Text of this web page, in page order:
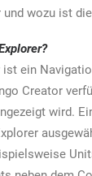
wozu ist
?
ist ein
Creator
wird.